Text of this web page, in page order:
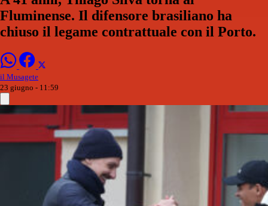
Fluminense. Il difensore brasiliano ha
chiuso il legame contrattuale con il Porto.
il Musagete
23 giugno - 11:59